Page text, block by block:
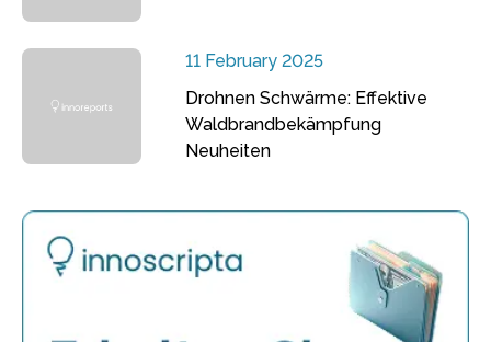
11 February 2025
Drohnen Schwärme: Effektive
Waldbrandbekämpfung
Neuheiten